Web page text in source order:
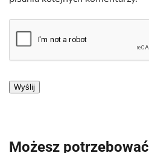
Możesz potrzebować